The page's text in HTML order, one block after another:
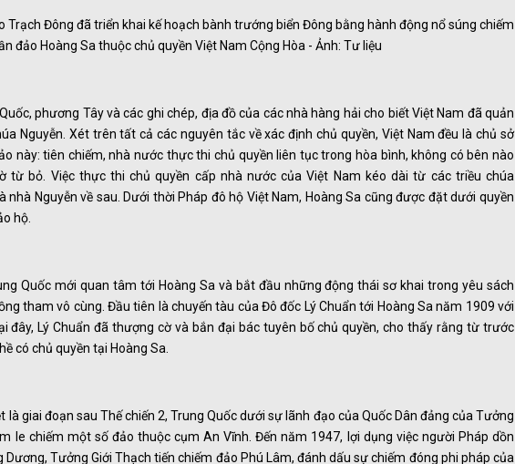
Trạch Đông đã triển khai kế hoạch bành trướng biển Đông bằng hành động nổ súng chiếm
đảo Hoàng Sa thuộc chủ quyền Việt Nam Cộng Hòa - Ảnh: Tư liệu
phương Tây và các ghi chép, địa đồ của các nhà hàng hải cho biết Việt Nam đã quản
Nguyễn. Xét trên tất cả các nguyên tắc về xác định chủ quyền, Việt Nam đều là chủ sở
này: tiên chiếm, nhà nước thực thi chủ quyền liên tục trong hòa bình, không có bên nào
từ bỏ. Việc thực thi chủ quyền cấp nhà nước của Việt Nam kéo dài từ các triều chúa
nhà Nguyễn về sau. Dưới thời Pháp đô hộ Việt Nam, Hoàng Sa cũng được đặt dưới quyền
hộ.
Quốc mới quan tâm tới Hoàng Sa và bắt đầu những động thái sơ khai trong yêu sách
tham vô cùng. Đầu tiên là chuyến tàu của Đô đốc Lý Chuẩn tới Hoàng Sa năm 1909 với
đây, Lý Chuẩn đã thượng cờ và bắn đại bác tuyên bố chủ quyền, cho thấy rằng từ trước
có chủ quyền tại Hoàng Sa.
là giai đoạn sau Thế chiến 2, Trung Quốc dưới sự lãnh đạo của Quốc Dân đảng của Tưởng
le chiếm một số đảo thuộc cụm An Vĩnh. Đến năm 1947, lợi dụng việc người Pháp dồn
Tưởng Giới Thạch tiến chiếm đảo Phú Lâm, đánh dấu sự chiếm đóng phi pháp của